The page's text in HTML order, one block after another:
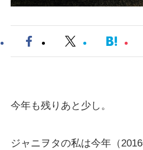
今年も残りあと少し。
ジャニヲタの私は今年（